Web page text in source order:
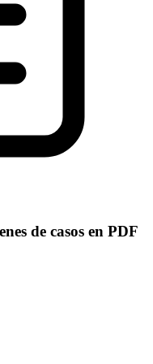
de casos en PDF